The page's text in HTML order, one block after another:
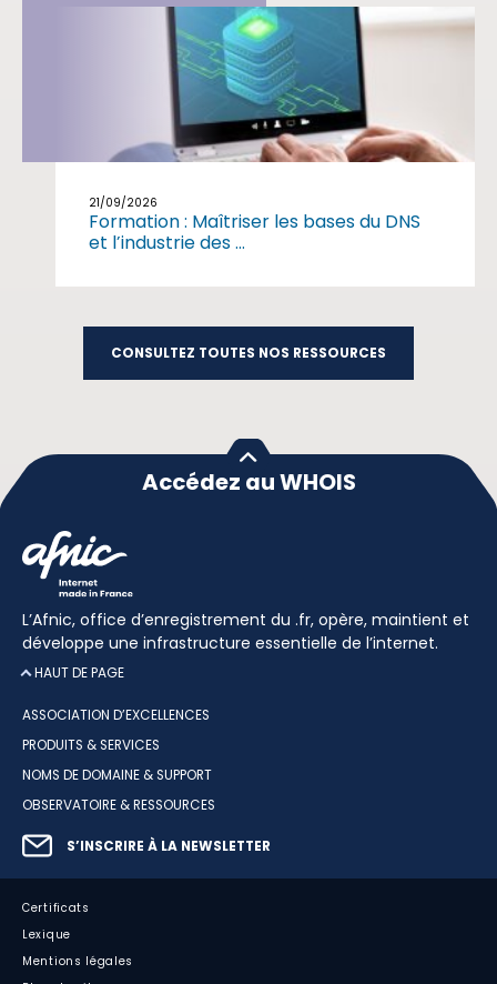
21/09/2026
Formation : Maîtriser les bases du DNS
et l’industrie des ...
CONSULTEZ TOUTES NOS RESSOURCES
Accédez au WHOIS
L’Afnic, office d’enregistrement du .fr, opère, maintient et
développe une infrastructure essentielle de l’internet.
HAUT DE PAGE
ASSOCIATION D’EXCELLENCES
PRODUITS & SERVICES
NOMS DE DOMAINE & SUPPORT
OBSERVATOIRE & RESSOURCES
S’INSCRIRE À LA NEWSLETTER
Certificats
Lexique
Mentions légales